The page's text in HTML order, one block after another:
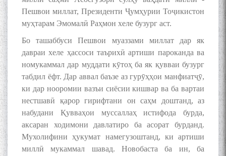
Пешвои миллат, Президенти Ҷумҳурии Тоҷикистон
муҳтарам Эмомалӣ Раҳмон хеле бузург аст.
Бо ташаббуси Пешвои муаззами миллат дар як
давраи хеле ҳассоси таърихӣ артиши пароканда ва
номукаммал дар муддати кӯтоҳ ба як қувваи бузург
табдил ёфт. Дар аввал баъзе аз гурӯҳҳои манфиатҷӯ,
ки дар нооромии вазъи сиёсии кишвар ва ба вартаи
нестшавӣ қарор гирифтани он саҳм доштанд, аз
набудани Қувваҳои муссаллаҳ истифода бурда,
аксаран ходимони давлатиро ба асорат бурданд.
Мухолифини ҳукумат намегузоштанд, ки артиши
миллӣ мукаммал шавад. Новобаста ба ин, ба
БА МУНОСИБАТИ
БУЗУРГДОШТИ РӮЗИ РӮДАКӢ